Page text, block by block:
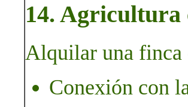
14. Agricultura
Alquilar una finca
Conexión con